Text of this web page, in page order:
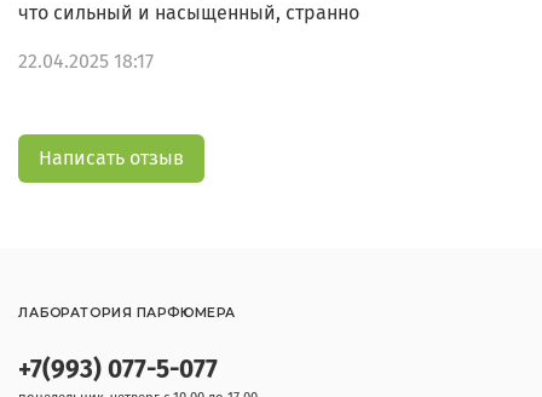
что сильный и насыщенный, странно
22.04.2025 18:17
Написать отзыв
+7(993) 077-5-077
ЛАБОРАТОРИЯ ПАРФЮМЕРА